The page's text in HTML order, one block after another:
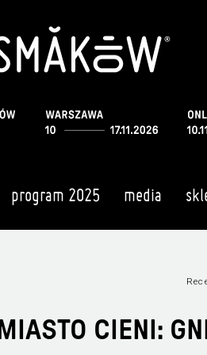
program 2025 media
MIASTO CIENI: